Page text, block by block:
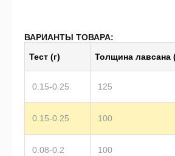
ВАРИАНТЫ ТОВАРА:
Тест (г)
Толщина лавсана
0.15-0.25 125
0.15-0.25 100
0.08-0.2 100